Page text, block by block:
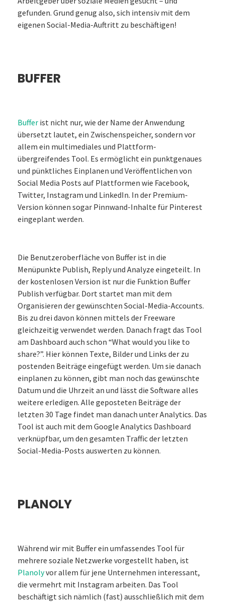
gefunden. Grund genug also, sich intensiv mit dem
eigenen Social-Media-Auftritt zu beschäftigen!
BUFFER
Buffer ist nicht nur, wie der Name der Anwendung
übersetzt lautet, ein Zwischenspeicher, sondern vor
allem ein multimediales und Plattform-
übergreifendes Tool. Es ermöglicht ein punktgenaues
und pünktliches Einplanen und Veröffentlichen von
Social Media Posts auf Plattformen wie Facebook,
Twitter, Instagram und LinkedIn. In der Premium-
Version können sogar Pinnwand-Inhalte für Pinterest
eingeplant werden.
Die Benutzeroberfläche von Buffer ist in die
Menüpunkte Publish, Reply und Analyze eingeteilt. In
der kostenlosen Version ist nur die Funktion Buffer
Publish verfügbar. Dort startet man mit dem
Organisieren der gewünschten Social-Media-Accounts.
Bis zu drei davon können mittels der Freeware
gleichzeitig verwendet werden. Danach fragt das Tool
am Dashboard auch schon “What would you like to
share?”. Hier können Texte, Bilder und Links der zu
postenden Beiträge eingefügt werden. Um sie danach
einplanen zu können, gibt man noch das gewünschte
Datum und die Uhrzeit an und lässt die Software alles
weitere erledigen. Alle geposteten Beiträge der
letzten 30 Tage findet man danach unter Analytics. Das
Tool ist auch mit dem Google Analytics Dashboard
verknüpfbar, um den gesamten Traffic der letzten
Social-Media-Posts auswerten zu können.
PLANOLY
Während wir mit Buffer ein umfassendes Tool für
mehrere soziale Netzwerke vorgestellt haben, ist
Planolyvor allem für jene Unternehmen interessant,
die vermehrt mit Instagram arbeiten. Das Tool
beschäftigt sich nämlich (fast) ausschließlich mit dem